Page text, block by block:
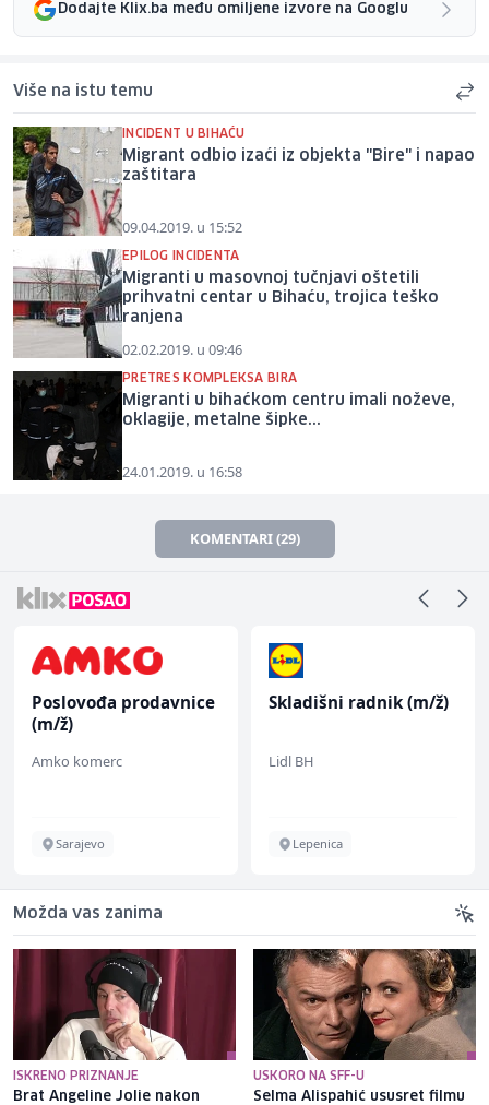
Dodajte Klix.ba među omiljene izvore na Googlu
Više na istu temu
INCIDENT U BIHAĆU
Migrant odbio izaći iz objekta "Bire" i napao
zaštitara
09.04.2019. u 15:52
EPILOG INCIDENTA
Migranti u masovnoj tučnjavi oštetili
prihvatni centar u Bihaću, trojica teško
ranjena
02.02.2019. u 09:46
PRETRES KOMPLEKSA BIRA
Migranti u bihaćkom centru imali noževe,
oklagije, metalne šipke...
24.01.2019. u 16:58
KOMENTARI (29)
Poslovođa prodavnice
(m/ž)
Amko komerc
Sarajevo
Skladišni radnik (m/ž)
Lidl BH
Lepenica
Možda vas zanima
ISKRENO PRIZNANJE
Brat Angeline Jolie nakon
USKORO NA SFF-U
Selma Alispahić ususret filmu